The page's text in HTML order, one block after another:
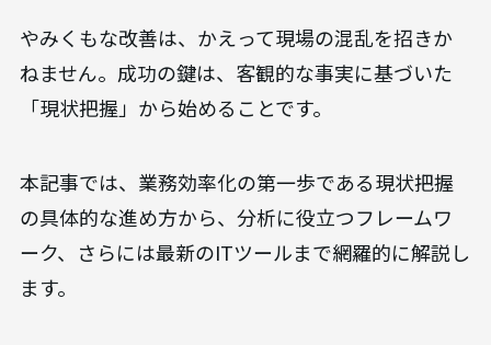
やみくもな改善は、かえって現場の混乱を招きか
ねません。成功の鍵は、客観的な事実に基づいた
「現状把握」から始めることです。
本記事では、業務効率化の第一歩である現状把握
の具体的な進め方から、分析に役立つフレームワ
ーク、さらには最新のITツールまで網羅的に解説し
ます。